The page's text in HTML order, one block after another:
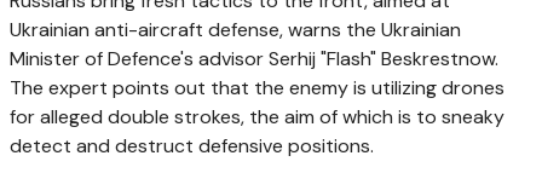
Ukrainian anti-aircraft defense, warns the Ukrainian
Minister of Defence's advisor Serhij "Flash" Beskrestnow.
The expert points out that the enemy is utilizing drones
for alleged double strokes, the aim of which is to sneaky
detect and destruct defensive positions.